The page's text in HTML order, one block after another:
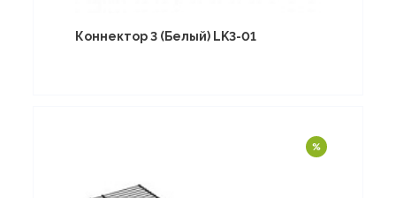
Коннектор 3 (Белый) LK3-01